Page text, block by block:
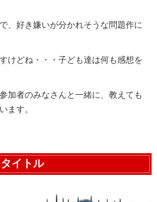
、好き嫌いが分かれそうな問題作に
けどね・・・子ども達は何も感想を
加者のみなさんと一緒に、教えても
ます。
タイトル